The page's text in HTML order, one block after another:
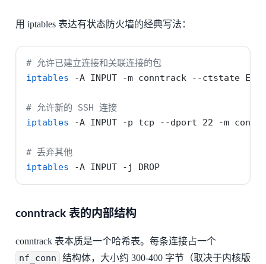
用 iptables 表达有状态防火墙的经典写法：
# 允许已建立连接和关联连接的包
iptables
-A INPUT -m conntrack --ctstate
# 允许新的 SSH 连接
iptables
-A INPUT -p tcp --dport 22 -m
# 丢弃其他
iptables
-A INPUT -j DROP
conntrack 表的内部结构
conntrack 表本质是一个哈希表。每条连接占一个
nf_conn
结构体，大小约 300-400 字节（取决于内核版